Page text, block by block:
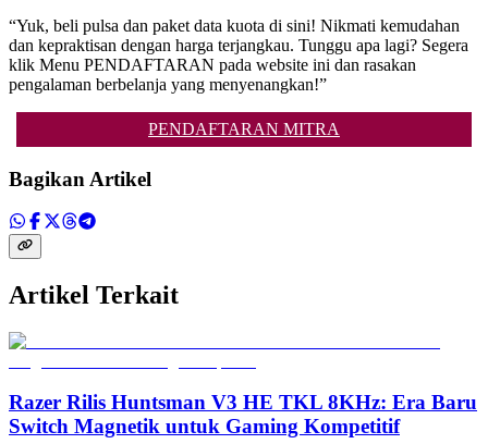
“Yuk, beli pulsa dan paket data kuota di sini! Nikmati kemudahan
dan kepraktisan dengan harga terjangkau. Tunggu apa lagi? Segera
klik Menu PENDAFTARAN pada website ini dan rasakan
pengalaman berbelanja yang menyenangkan!”
PENDAFTARAN MITRA
Bagikan Artikel
Artikel Terkait
Razer Rilis Huntsman V3 HE TKL 8KHz: Era Baru
Switch Magnetik untuk Gaming Kompetitif